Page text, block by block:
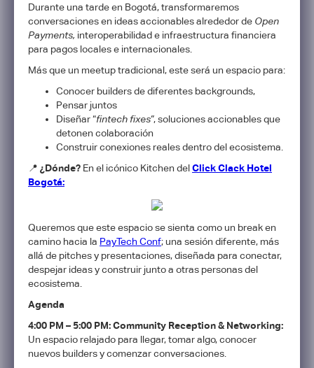
​Durante una tarde en Bogotá, transformaremos
conversaciones en ideas accionables alrededor de Open
Payments, interoperabilidad e infraestructura financiera
para pagos locales e internacionales.
​Más que un meetup tradicional, este será un espacio para:
​Conocer builders de diferentes backgrounds,
​Pensar juntos
​Diseñar “fintech fixes”, soluciones accionables que
detonen colaboración
​Construir conexiones reales dentro del ecosistema.
​📍 ¿Dónde? En el icónico Kitchen delClick Clack Hotel
Bogotá:
​Queremos que este espacio se sienta como un break en
camino hacia la PayTech Conf; una sesión diferente, más
allá de pitches y presentaciones, diseñada para conectar,
despejar ideas y construir junto a otras personas del
ecosistema.
Agenda
4:00 PM – 5:00 PM: Community Reception & Networking:
Un espacio relajado para llegar, tomar algo, conocer
nuevos builders y comenzar conversaciones.